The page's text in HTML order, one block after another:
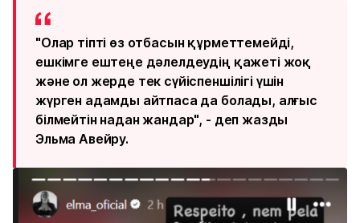
"Олар тіпті өз отбасын құрметтемейді,
ешкімге ештеңе дәлелдеудің қажеті жоқ
және ол жерде тек сүйіспеншілігі үшін
жүрген адамды айтпаса да болады, алғыс
білмейтін надан жандар", - деп жазды
Эльма Авейру.